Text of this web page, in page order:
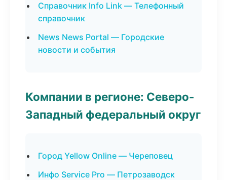
Справочник Info Link — Телефонный
справочник
News News Portal — Городские
новости и события
Компании в регионе: Северо-
Западный федеральный округ
Город Yellow Online — Череповец
Инфо Service Pro — Петрозаводск